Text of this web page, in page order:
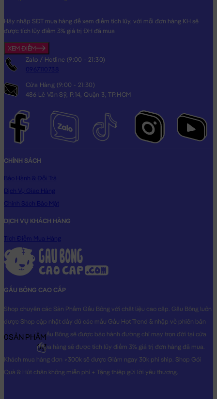
Gối mền 2in1 Heo Bông mũm mĩm mắt Híp
Hãy nhập SĐT mua hàng để xem điểm tích lũy, với mỗi đơn hàng KH sẽ
được tích lũy điểm 3% giá trị ĐH đã mua
XEM ĐIỂM
Zalo / Hotline (9:00 - 21:30)
0967110738
Cửa Hàng (9:00 - 21:30)
486 Lê Văn Sỹ, P.14, Quận 3, TP.HCM
CHÍNH SÁCH
Bảo Hành & Đổi Trả
Dịch Vụ Giao Hàng
Chính Sách Bảo Mật
DỊCH VỤ KHÁCH HÀNG
Tích Điểm Mua Hàng
GẤU BÔNG CAO CẤP
Shop chuyên các Sản Phẩm Gấu Bông với chất liệu cao cấp. Gấu Bông luôn
được Shop cập nhật đầy đủ các mẫu Gấu Hot Trend & nhập về phiên bản
Original nhất. Gấu Bông sẽ được bảo hành đường chỉ may trọn đời tại cửa
hàng, Khách mua hàng sẽ được tích lũy điểm 3% giá trị đơn hàng đã mua.
Khách mua hàng đơn >300k sẽ được Giảm ngay 30k phí ship. Shop Gói
Quà & Hút chân không miễn phí + Tặng thiệp gửi lời yêu thương.
0SẢN PHẨM
0₫